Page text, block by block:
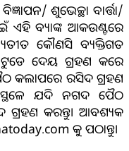
ଶୁଭେଚ୍ଛା ବାର୍ତ୍ତା/
ବ୍ୟାଙ୍କ ଆକଉଣ୍ଟରେ
କୌଣସି ବ୍ୟକ୍ତିଗତ
ଦେୟ ଗ୍ରହଣ କରେ
କଲାପରେ ରସିଦ ଗ୍ରହଣ
ସ୍ଥଳେ ଯଦି ନଗଦ ପୈଠ
କରନ୍ତୁ। ଆବଶ୍ୟକ
କୁ ପଠାନ୍ତୁ।